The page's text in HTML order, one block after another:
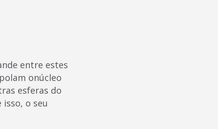
entre estes
onúcleo
esferas do
o seu